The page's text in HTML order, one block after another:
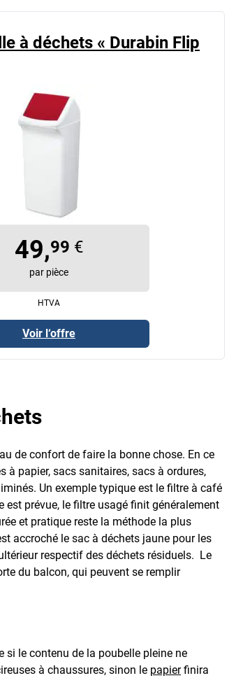
à déchets « Durabin Flip
49,99 €
par pièce
HTVA
Voir l‘offre
de confort de faire la bonne chose. En ce
à papier, sacs sanitaires, sacs à ordures,
Un exemple typique est le filtre à café
prévue, le filtre usagé finit généralement
et pratique reste la méthode la plus
accroché le sac à déchets jaune pour les
respectif des déchets résiduels. Le
du balcon, qui peuvent se remplir
le contenu de la poubelle pleine ne
à chaussures, sinon le papierfinira